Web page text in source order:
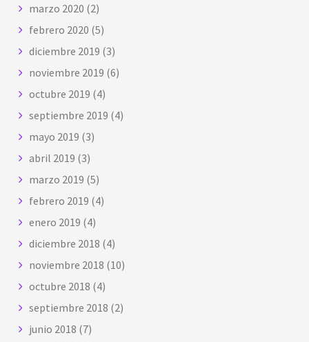
marzo 2020 (2)
febrero 2020 (5)
diciembre 2019 (3)
noviembre 2019 (6)
octubre 2019 (4)
septiembre 2019 (4)
mayo 2019 (3)
abril 2019 (3)
marzo 2019 (5)
febrero 2019 (4)
enero 2019 (4)
diciembre 2018 (4)
noviembre 2018 (10)
octubre 2018 (4)
septiembre 2018 (2)
junio 2018 (7)